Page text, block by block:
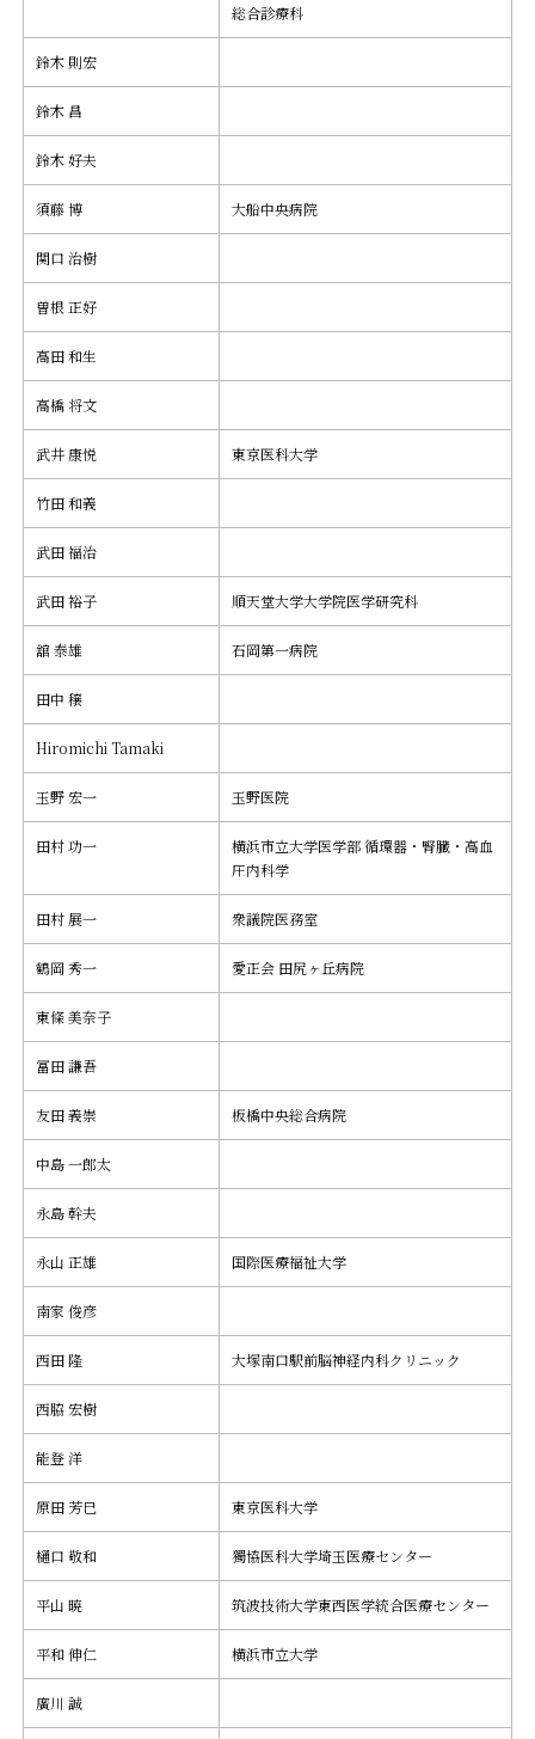
総合診療科
鈴木 則宏
鈴木 昌
鈴木 好夫
須藤 博 大船中央病院
関口 治樹
曽根 正好
高田 和生
高橋 将文
武井 康悦 東京医科大学
竹田 和義
武田 福治
武田 裕子 順天堂大学大学院医学研究科
舘 泰雄 石岡第一病院
田中 穣
Hiromichi Tamaki
玉野 宏一 玉野医院
田村 功一
横浜市立大学医学部 循環器・腎臓・高血
圧内科学
田村 展一 衆議院医務室
鶴岡 秀一 愛正会 田尻ヶ丘病院
東條 美奈子
冨田 謙吾
友田 義崇 板橋中央総合病院
中島 一郎太
永島 幹夫
永山 正雄 国際医療福祉大学
南家 俊彦
西田 隆 大塚南口駅前脳神経内科クリニック
西脇 宏樹
能登 洋
原田 芳巳 東京医科大学
樋口 敬和 獨協医科大学埼玉医療センター
平山 暁 筑波技術大学東西医学統合医療センター
平和 伸仁 横浜市立大学
廣川 誠